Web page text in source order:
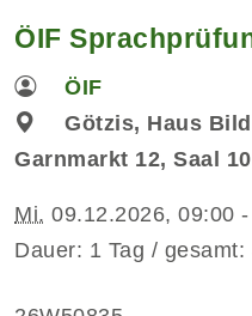
ÖIF
ÖIF
Götzis, Haus
Garnmarkt 12, Saal
Mi. 09.12.2026, 09:00
Dauer: 1 Tag /